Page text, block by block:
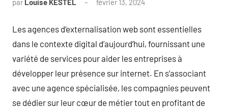
par Louise KESTEL février 13, 2024
Les agences d’externalisation web sont essentielles
dans le contexte digital d’aujourd’hui, fournissant une
variété de services pour aider les entreprises à
développer leur présence sur internet. En s’associant
avec une agence spécialisée, les compagnies peuvent
se dédier sur leur cœur de métier tout en profitant de